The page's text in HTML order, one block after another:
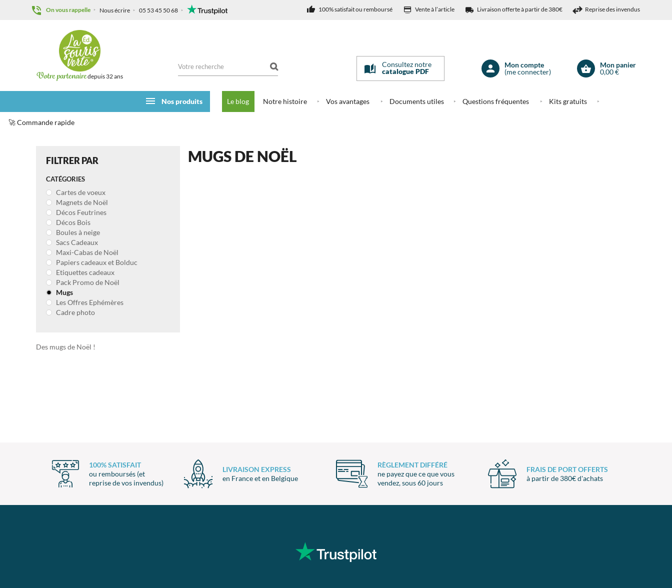
On vous rappelle Nous écrire 05 53 45 50 68 100% satisfait ou remboursé Vente à l’article Livraison offerte à partir de 380€ Reprise des invendus
Votre partenairedepuis 32 ans
Mon panier
0,00 €
Mon
Mon compte
(me connecter)
Nos produits Le blog Notre histoire Vos avantages Documents utiles Questions fréquentes Kits gratuits
🚀 Commande rapide
Consultez notre
catalogue PDF
Accueil Noël
FILTRER PAR
CATÉGORIES
Cartes de voeux
Magnets de Noël
Décos Feutrines
Décos Bois
Boules à neige
Sacs Cadeaux
Maxi-Cabas de Noël
Papiers cadeaux et Bolduc
Etiquettes cadeaux
Pack Promo de Noël
Mugs
Les Offres Ephémères
Cadre photo
Des mugs de Noël !
MUGS DE NOËL
100% SATISFAIT
ou remboursés (et
reprise de vos invendus)
LIVRAISON EXPRESS
en France et en Belgique
RÈGLEMENT DIFFÉRÉ
ne payez que ce que vous
vendez, sous 60 jours
FRAIS DE PORT OFFERTS
à partir de 380€ d'achats